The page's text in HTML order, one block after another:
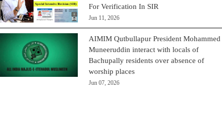
For Verification In SIR
Jun 11, 2026
AIMIM Qutbullapur President Mohammed
Muneeruddin interact with locals of
Bachupally residents over absence of
worship places
Jun 07, 2026